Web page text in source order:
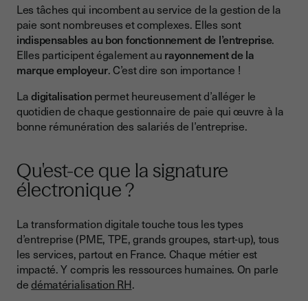
Les tâches qui incombent au service de la gestion de la
paie sont nombreuses et complexes. Elles sont
indispensables au bon fonctionnement de l’entreprise.
Elles participent également au rayonnement de la
marque employeur. C’est dire son importance !
Ladigitalisationpermet heureusement d’alléger le
quotidien de chaque gestionnaire de paie qui œuvre à la
bonne rémunération des salariés de l’entreprise.
Qu'est-ce que la signature
électronique ?
La transformation digitale touche tous les types
d’entreprise (PME, TPE, grands groupes, start-up), tous
les services, partout en France. Chaque métier est
impacté. Y compris les ressources humaines. On parle
dedématérialisation RH.